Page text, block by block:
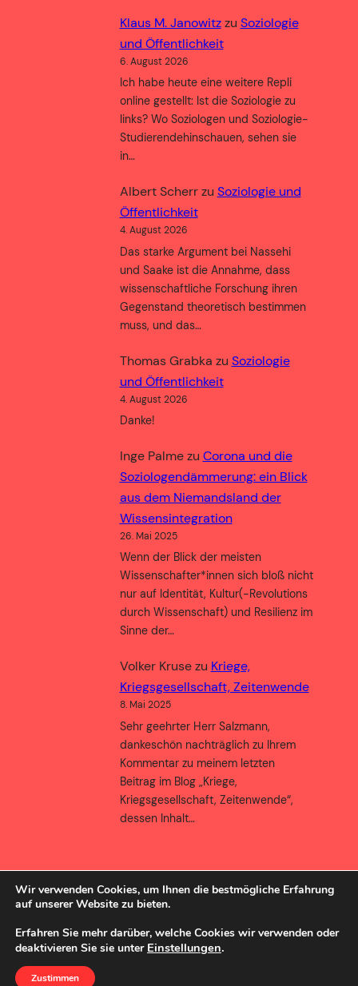
Klaus M. Janowitzzu Soziologie
und Öffentlichkeit
6. August 2026
Ich habe heute eine weitere Repli
online gestellt: Ist die Soziologie zu
links? Wo Soziologen und Soziologie-
Studierendehinschauen, sehen sie
in…
Albert Scherrzu Soziologie und
Öffentlichkeit
4. August 2026
Das starke Argument bei Nassehi
und Saake ist die Annahme, dass
wissenschaftliche Forschung ihren
Gegenstand theoretisch bestimmen
muss, und das…
Thomas Grabka zu Soziologie
und Öffentlichkeit
4. August 2026
Danke!
Inge Palmezu Corona und die
Soziologendämmerung: ein Blick
aus dem Niemandsland der
Wissensintegration
26. Mai 2025
Wenn der Blick der meisten
Wissenschafter*innen sich bloß nicht
nur auf Identität, Kultur(-Revolutions
durch Wissenschaft) und Resilienz im
Sinne der…
Volker Krusezu Kriege,
Kriegsgesellschaft, Zeitenwende
8. Mai 2025
Sehr geehrter Herr Salzmann,
dankeschön nachträglich zu Ihrem
Kommentar zu meinem letzten
Beitrag im Blog „Kriege,
Kriegsgesellschaft, Zeitenwende“,
dessen Inhalt…
SozBlog
Wir verwenden Cookies, um Ihnen die bestmögliche Erfahrung
auf unserer Website zu bieten.
Erfahren Sie mehr darüber, welche Cookies wir verwenden oder
deaktivieren Sie sie unter Einstellungen.
Zustimmen